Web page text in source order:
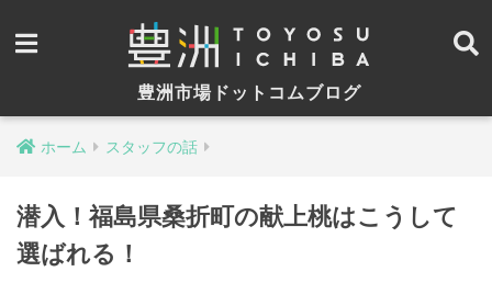
豊洲市場ドットコムブログ
ホーム スタッフの話
潜入！福島県桑折町の献上桃はこうして
選ばれる！